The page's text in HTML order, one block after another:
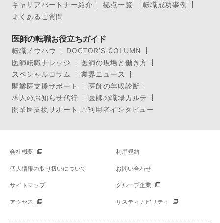
キャリアパートナー紹介
拠点一覧
転職成功事例
よくあるご質問
医師の転職お役立ちガイド
転職ノウハウ
DOCTOR’S COLUMN
医師転職ナレッジ
医師の現場と働き方
スペシャルコラム
業界ニュース
開業医支援サポート
医師の年収診断
求人のお知らせ代行
医師の職場カルテ
開業医支援サポート ご利用者インタビュー
会社概要 利用規約
個人情報の取り扱いについて お問い合わせ
サイトマップ グループ企業
アクセス サスティナビリティ